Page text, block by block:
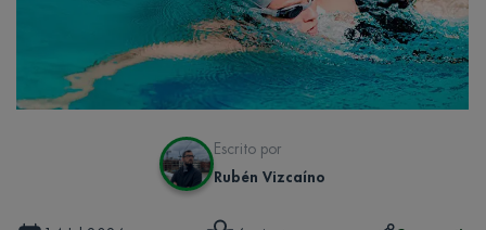
Escrito por
Rubén Vizcaíno